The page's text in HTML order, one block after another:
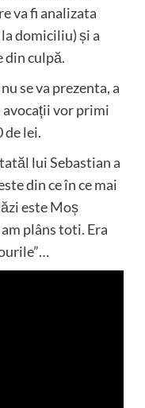
va fi analizata
domiciliu) și a
din culpă.
se va prezenta, a
vor primi
de lei.
lui Sebastian a
din ce în ce mai
este Moș
plâns toti. Era